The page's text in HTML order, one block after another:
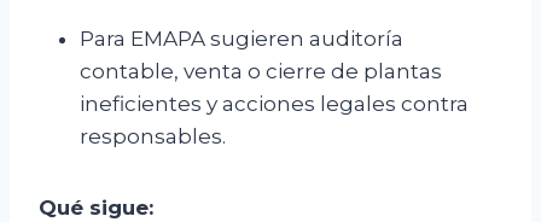
Para EMAPA sugieren auditoría
contable, venta o cierre de plantas
ineficientes y acciones legales contra
responsables.
Qué sigue: